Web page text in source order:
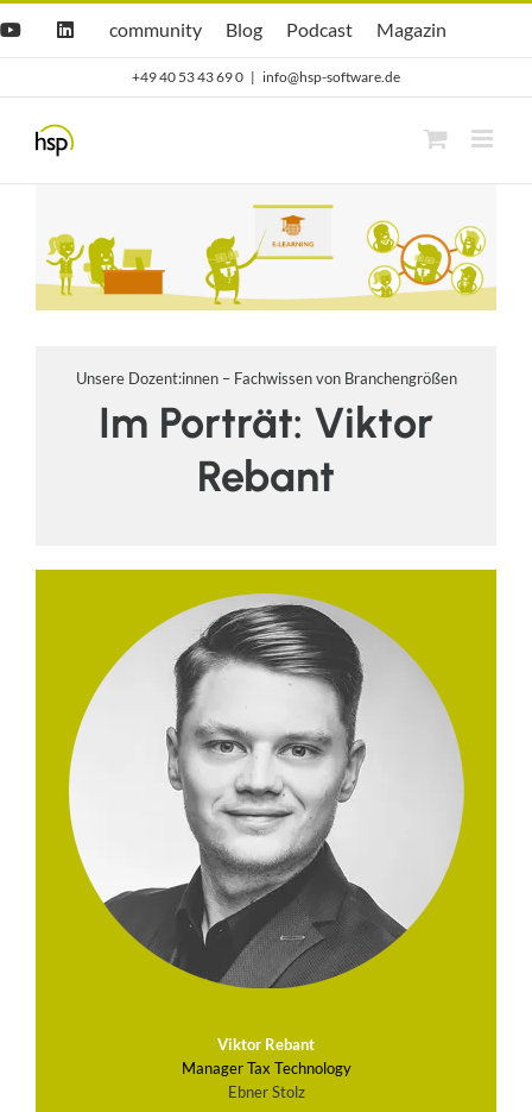
YouTubeLinkedIn
Hsp
community
community
hsp
Blog
Blog Opti.Cast
Podcast Opti.Mag
Magazin
+49 40 53 43 69 0 | info@hsp-software.de
Unsere Dozent:innen – Fachwissen von Branchengrößen
Im Porträt: Viktor
Rebant
Viktor Rebant
Manager Tax Technology
Ebner Stolz